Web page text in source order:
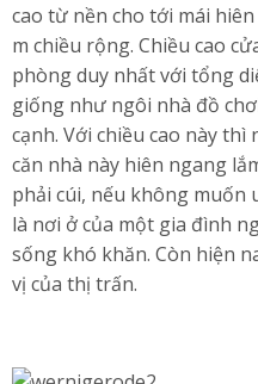
cao từ nền cho tới mái
m chiều rộng. Chiều cao
phòng duy nhất với tổng
giống như ngôi nhà đồ
cạnh. Với chiều cao này
căn nhà này hiên ngang
phải cúi, nếu không muốn
là nơi ở của một gia đình
sống khó khăn. Còn hiện
vị của thị trấn.